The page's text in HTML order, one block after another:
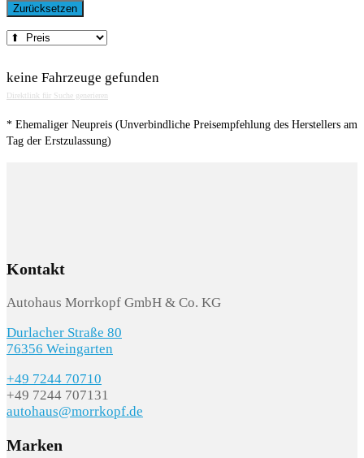
Zurücksetzen
keine Fahrzeuge gefunden
Direktlink für Suche generieren
* Ehemaliger Neupreis (Unverbindliche Preisempfehlung des Herstellers am
Tag der Erstzulassung)
Kontakt
Autohaus Morrkopf GmbH & Co. KG
Durlacher Straße 80
76356 Weingarten
+49 7244 70710
+49 7244 707131
autohaus@morrkopf.de
Marken